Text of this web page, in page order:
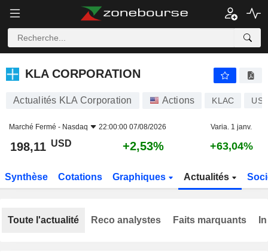
KLA CORPORATION
KLA CORPORATION
Actualités KLA Corporation Actions KLAC
Marché Fermé - Nasdaq 22:00:00 07/08/2026 Varia. 1 janv.
198,11 USD +2,53% +63,04%
Synthèse Cotations Graphiques Actualités
Toute l'actualité Reco analystes Faits marquants